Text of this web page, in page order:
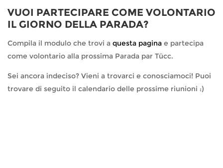
VUOI PARTECIPARE COME VOLONTARIO
IL GIORNO DELLA PARADA?
Compila il modulo che trovi a questa pagina e partecipa
come volontario alla prossima Parada par Tücc.
Sei ancora indeciso? Vieni a trovarci e conosciamoci! Puoi
trovare di seguito il calendario delle prossime riunioni :)